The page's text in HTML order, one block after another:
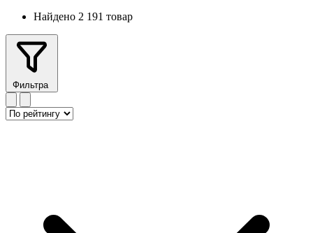
Найдено 2 191 товар
Фильтра